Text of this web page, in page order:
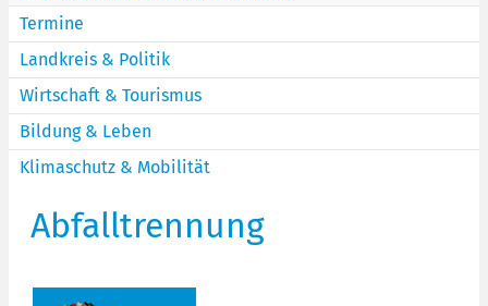
Termine
Landkreis & Politik
Wirtschaft & Tourismus
Bildung & Leben
Klimaschutz & Mobilität
Abfalltrennung